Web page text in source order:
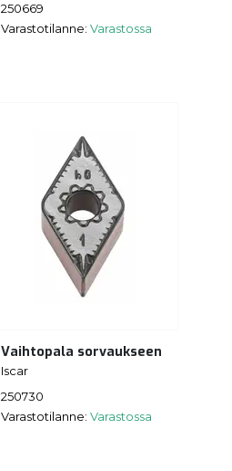
250669
Varastotilanne: Varastossa
Vaihtopala sorvaukseen
Iscar
250730
Varastotilanne: Varastossa